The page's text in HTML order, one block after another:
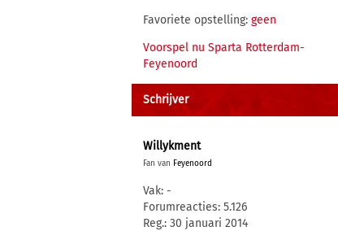
Favoriete opstelling: geen
Voorspel nu Sparta Rotterdam-
Feyenoord
Schrijver
Willykment
Fan van Feyenoord
Vak: -
Forumreacties: 5.126
Reg.: 30 januari 2014